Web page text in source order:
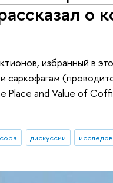
о
избранный в
саркофагам
and Value of
дискуссии